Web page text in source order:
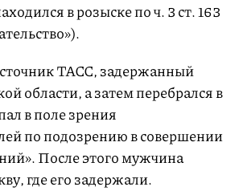
в розыске по ч. 3 ст. 163
ТАСС, задержанный
области, а затем перебрался в
в поле зрения
по подозрению в совершении
После этого мужчина
где его задержали.